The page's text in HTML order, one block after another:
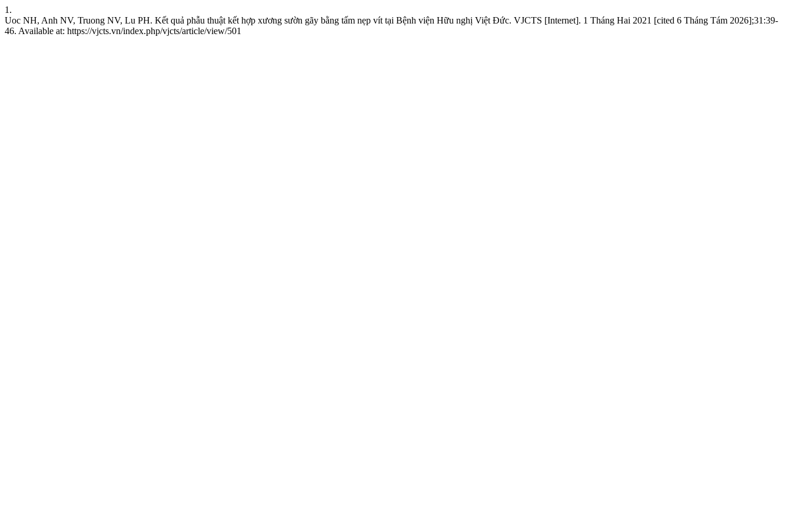
1.
Uoc NH, Anh NV, Truong NV, Lu PH. Kết quả phẫu thuật kết hợp xương sườn gãy bằng tấm nẹp vít tại Bệnh viện Hữu nghị Việt Đức. VJCTS [Internet]. 1 Tháng Hai 2021 [cited 6 Tháng Tám 2026];31:39-
46. Available at: https://vjcts.vn/index.php/vjcts/article/view/501